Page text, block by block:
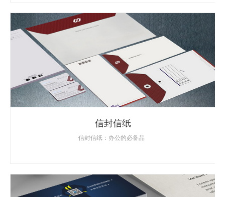
信封信纸
信封信纸：办公的必备品